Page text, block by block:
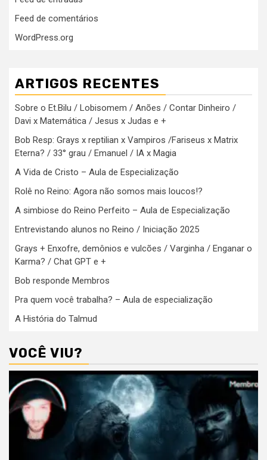
Feed de comentários
WordPress.org
ARTIGOS RECENTES
Sobre o Et.Bilu / Lobisomem / Anões / Contar Dinheiro /
Davi x Matemática / Jesus x Judas e +
Bob Resp: Grays x reptilian x Vampiros /Fariseus x Matrix
Eterna? / 33° grau / Emanuel / IA x Magia
A Vida de Cristo – Aula de Especialização
Rolê no Reino: Agora não somos mais loucos!?
A simbiose do Reino Perfeito – Aula de Especialização
Entrevistando alunos no Reino / Iniciação 2025
Grays + Enxofre, demônios e vulcões / Varginha / Enganar o
Karma? / Chat GPT e +
Bob responde Membros
Pra quem você trabalha? – Aula de especialização
A História do Talmud
VOCÊ VIU?